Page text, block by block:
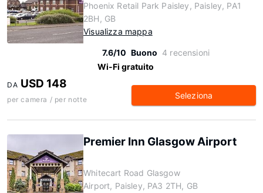
Phoenix Retail Park Paisley, Paisley, PA1
2BH, GB
Visualizza mappa
7.6/10 Buono 4 recensioni
Wi-Fi gratuito
DA USD 148
per camera / per notte Seleziona
Premier Inn Glasgow Airport
Whitecart Road Glasgow
Airport, Paisley, PA3 2TH, GB